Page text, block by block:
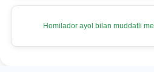
Homilador ayol bilan muddatli